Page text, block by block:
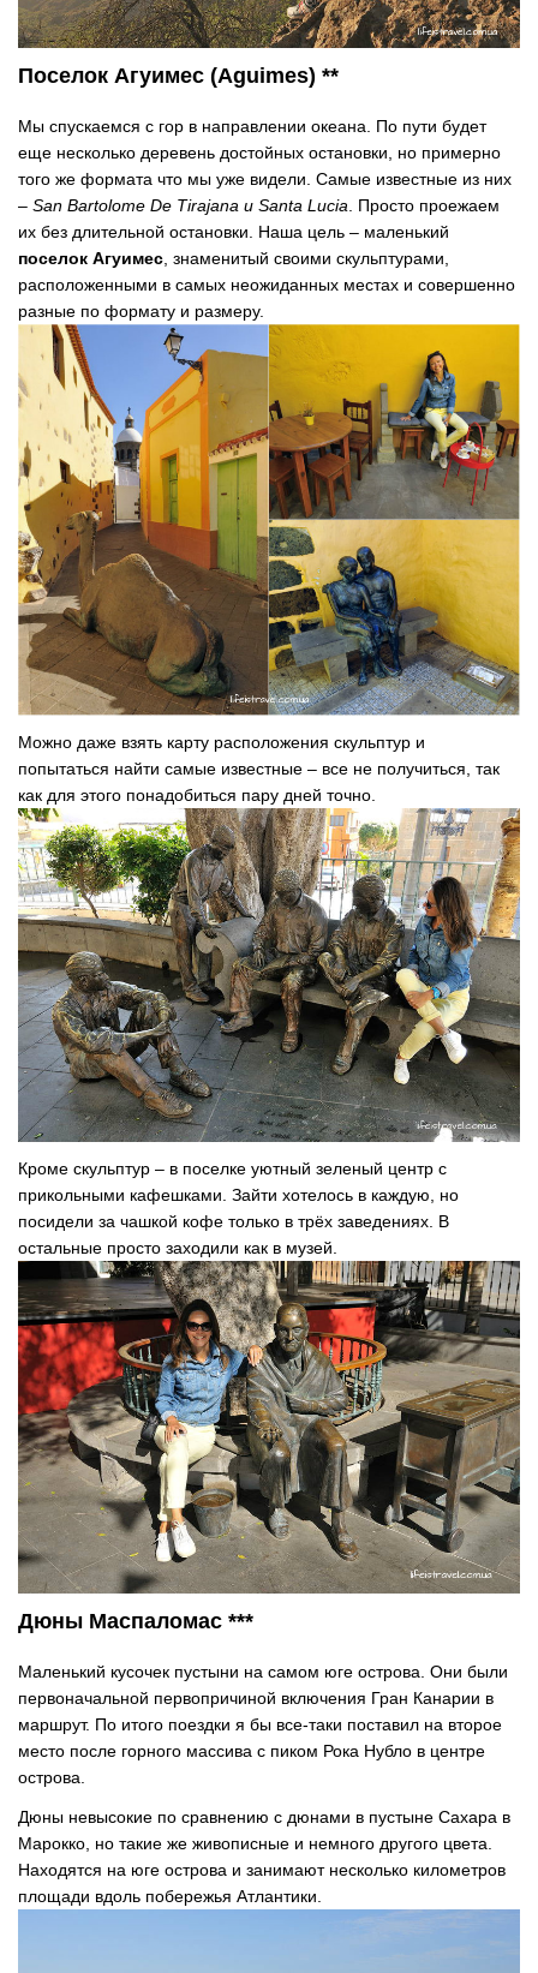
Поселок Агуимес (Aguimes) **
Мы спускаемся с гор в направлении океана. По пути будет
еще несколько деревень достойных остановки, но примерно
того же формата что мы уже видели. Самые известные из них
– San Bartolome De Tirajana и Santa Lucia. Просто проежаем
их без длительной остановки. Наша цель – маленький
поселок Агуимес, знаменитый своими скульптурами,
расположенными в самых неожиданных местах и совершенно
разные по формату и размеру.
Можно даже взять карту расположения скульптур и
попытаться найти самые известные – все не получиться, так
как для этого понадобиться пару дней точно.
Кроме скульптур – в поселке уютный зеленый центр с
прикольными кафешками. Зайти хотелось в каждую, но
посидели за чашкой кофе только в трёх заведениях. В
остальные просто заходили как в музей.
Дюны Маспаломас ***
Маленький кусочек пустыни на самом юге острова. Они были
первоначальной первопричиной включения Гран Канарии в
маршрут. По итого поездки я бы все-таки поставил на второе
место после горного массива с пиком Рока Нубло в центре
острова.
Дюны невысокие по сравнению с дюнами в пустыне Сахара в
Марокко, но такие же живописные и немного другого цвета.
Находятся на юге острова и занимают несколько километров
площади вдоль побережья Атлантики.